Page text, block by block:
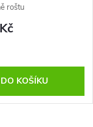
roštu
DO KOŠÍKU